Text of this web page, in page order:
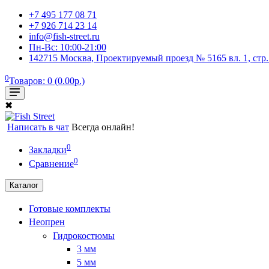
+7 495 177 08 71
+7 926 714 23 14
info@fish-street.ru
Пн-Вс: 10:00-21:00
142715 Москва, Проектируемый проезд № 5165 вл. 1,
0Товаров: 0 (0.00р.)
✖
Написать в чат Всегда онлайн!
Закладки0
Сравнение0
Каталог
Готовые комплекты
Неопрен
Гидрокостюмы
3 мм
5 мм